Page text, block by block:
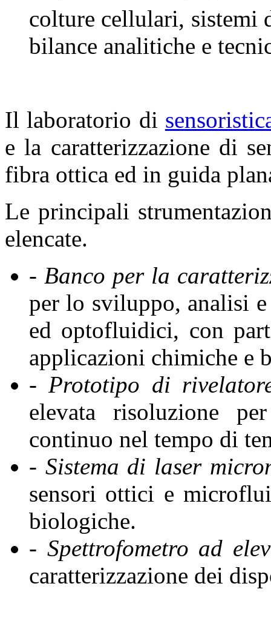
colture cellulari, sistemi
bilance analitiche e
Il laboratorio di
e la caratterizzazione di
fibra ottica ed in guida
Le principali
elencate.
- Banco per la
per lo sviluppo, analisi
ed optofluidici, con
applicazioni chimiche e
- Prototipo di
elevata risoluzione
continuo nel tempo di
- Sistema di laser
sensori ottici e
biologiche.
- Spettrofometro ad
caratterizzazione